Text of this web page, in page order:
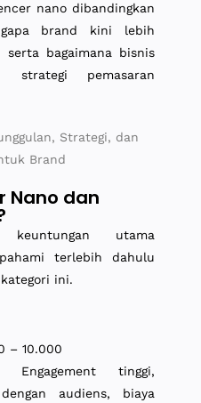
nano dibandingkan
brand kini lebih
serta bagaimana bisnis
strategi pemasaran
Nano dan
keuntungan utama
terlebih dahulu
ini.
– 10.000
Engagement tinggi,
audiens, biaya